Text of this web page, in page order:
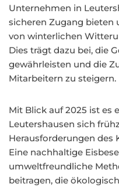
Unternehmen in
sicheren Zugang bieten
von winterlichen
Dies trägt dazu bei, die
gewährleisten und die
Mitarbeitern zu steigern.
Mit Blick auf 2025 ist es
Leutershausen sich
Herausforderungen des
Eine nachhaltige
umweltfreundliche
beitragen, die